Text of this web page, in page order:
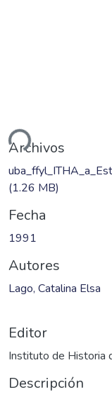
Archivos
(1.26 MB)
Fecha
1991
Autores
Lago, Catalina Elsa
Editor
Instituto de Historia
Descripción